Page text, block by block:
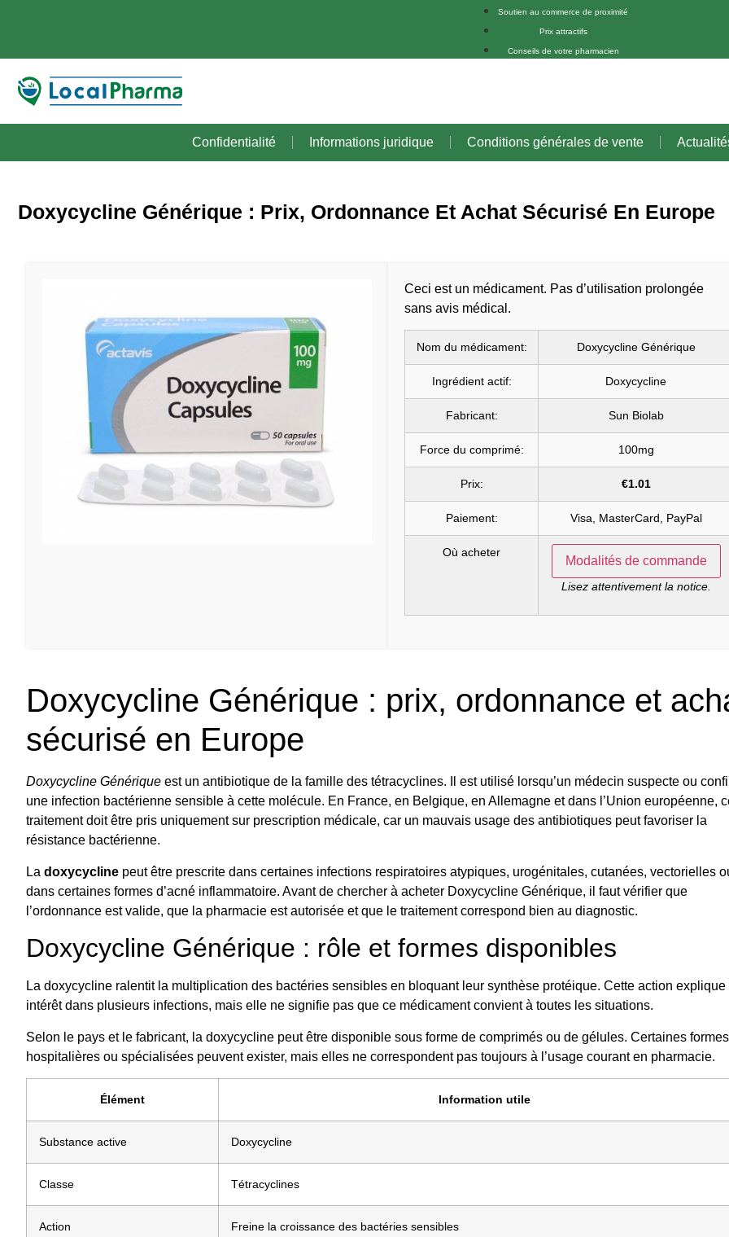
Soutien au commerce de proximité
Prix attractifs
Conseils de votre pharmacien
Confidentialité Informations juridique Conditions générales de vente
Doxycycline Générique : Prix, Ordonnance Et Achat Sécurisé En Europe
Ceci est un médicament. Pas d’utilisation prolongée
sans avis médical.
Nom du médicament: Doxycycline Générique
Ingrédient actif: Doxycycline
Fabricant: Sun Biolab
Force du comprimé: 100mg
Prix: €1.01
Paiement: Visa, MasterCard, PayPal
Où acheter
Modalités de commande
Lisez attentivement la notice.
Doxycycline Générique : prix, ordonnance et
sécurisé en Europe
Doxycycline Générique est un antibiotique de la famille des tétracyclines. Il est utilisé lorsqu’un médecin suspecte ou
une infection bactérienne sensible à cette molécule. En France, en Belgique, en Allemagne et dans l’Union européenne,
traitement doit être pris uniquement sur prescription médicale, car un mauvais usage des antibiotiques peut favoriser la
résistance bactérienne.
La doxycycline peut être prescrite dans certaines infections respiratoires atypiques, urogénitales, cutanées, vectorielles
dans certaines formes d’acné inflammatoire. Avant de chercher à acheter Doxycycline Générique, il faut vérifier que
l’ordonnance est valide, que la pharmacie est autorisée et que le traitement correspond bien au diagnostic.
Doxycycline Générique : rôle et formes disponibles
La doxycycline ralentit la multiplication des bactéries sensibles en bloquant leur synthèse protéique. Cette action explique
intérêt dans plusieurs infections, mais elle ne signifie pas que ce médicament convient à toutes les situations.
Selon le pays et le fabricant, la doxycycline peut être disponible sous forme de comprimés ou de gélules. Certaines formes
hospitalières ou spécialisées peuvent exister, mais elles ne correspondent pas toujours à l’usage courant en pharmacie.
Élément Information utile
Substance active Doxycycline
Classe Tétracyclines
Action Freine la croissance des bactéries sensibles